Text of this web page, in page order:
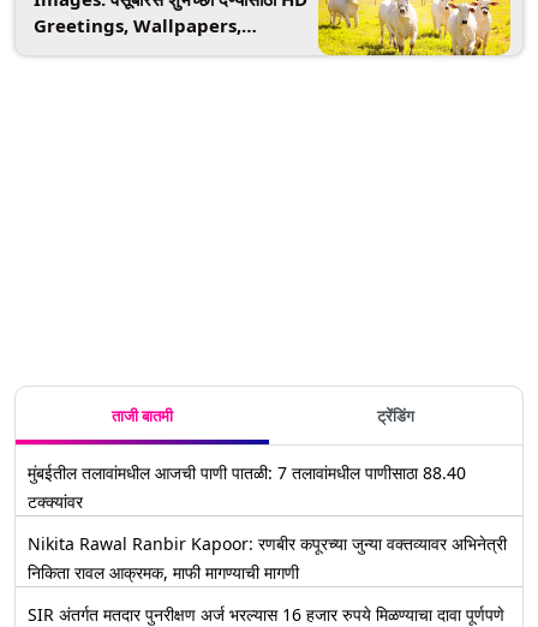
Greetings, Wallpapers,
ताजी बातमी ट्रेंडिंग
मुंबईतील तलावांमधील आजची पाणी पातळी: 7 तलावांमधील पाणीसाठा 88.40
टक्क्यांवर
Nikita Rawal Ranbir Kapoor: रणबीर कपूरच्या जुन्या वक्तव्यावर अभिनेत्री
निकिता रावल आक्रमक, माफी मागण्याची मागणी
SIR अंतर्गत मतदार पुनरीक्षण अर्ज भरल्यास 16 हजार रुपये मिळण्याचा दावा पूर्णपणे